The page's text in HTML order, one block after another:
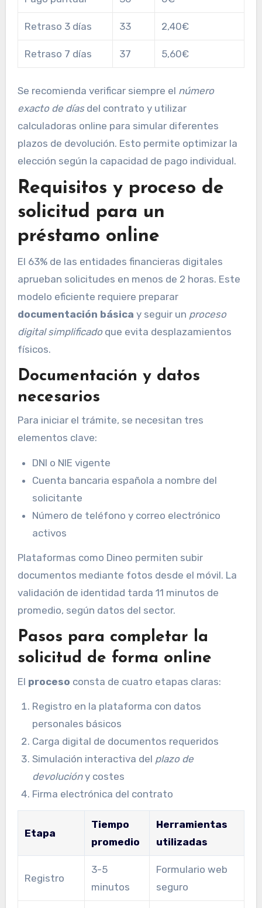
Retraso 3 días 33 2,40€
Retraso 7 días 37 5,60€
Se recomienda verificar siempre el número
exacto de díasdel contrato y utilizar
calculadoras online para simular diferentes
plazos de devolución. Esto permite optimizar la
elección según la capacidad de pago individual.
Requisitos y proceso de
solicitud para un
préstamo online
El 63% de las entidades financieras digitales
aprueban solicitudes en menos de 2 horas. Este
modelo eficiente requiere preparar
documentación básica y seguir un proceso
digital simplificadoque evita desplazamientos
físicos.
Documentación y datos
necesarios
Para iniciar el trámite, se necesitan tres
elementos clave:
DNI o NIE vigente
Cuenta bancaria española a nombre del
solicitante
Número de teléfono y correo electrónico
activos
Plataformas como Dineo permiten subir
documentos mediante fotos desde el móvil. La
validación de identidad tarda 11 minutos de
promedio, según datos del sector.
Pasos para completar la
solicitud de forma online
El proceso consta de cuatro etapas claras:
Registro en la plataforma con datos
personales básicos
Carga digital de documentos requeridos
Simulación interactiva del plazo de
devolucióny costes
Firma electrónica del contrato
Etapa
Tiempo
promedio
Herramientas
utilizadas
Registro
3-5
minutos
Formulario web
seguro